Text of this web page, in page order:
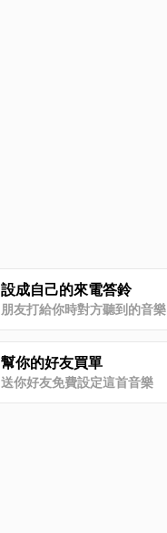
設成自己的來電答鈴
朋友打給你時對方聽到的音樂
幫你的好友買單
送你好友免費設定這首音樂